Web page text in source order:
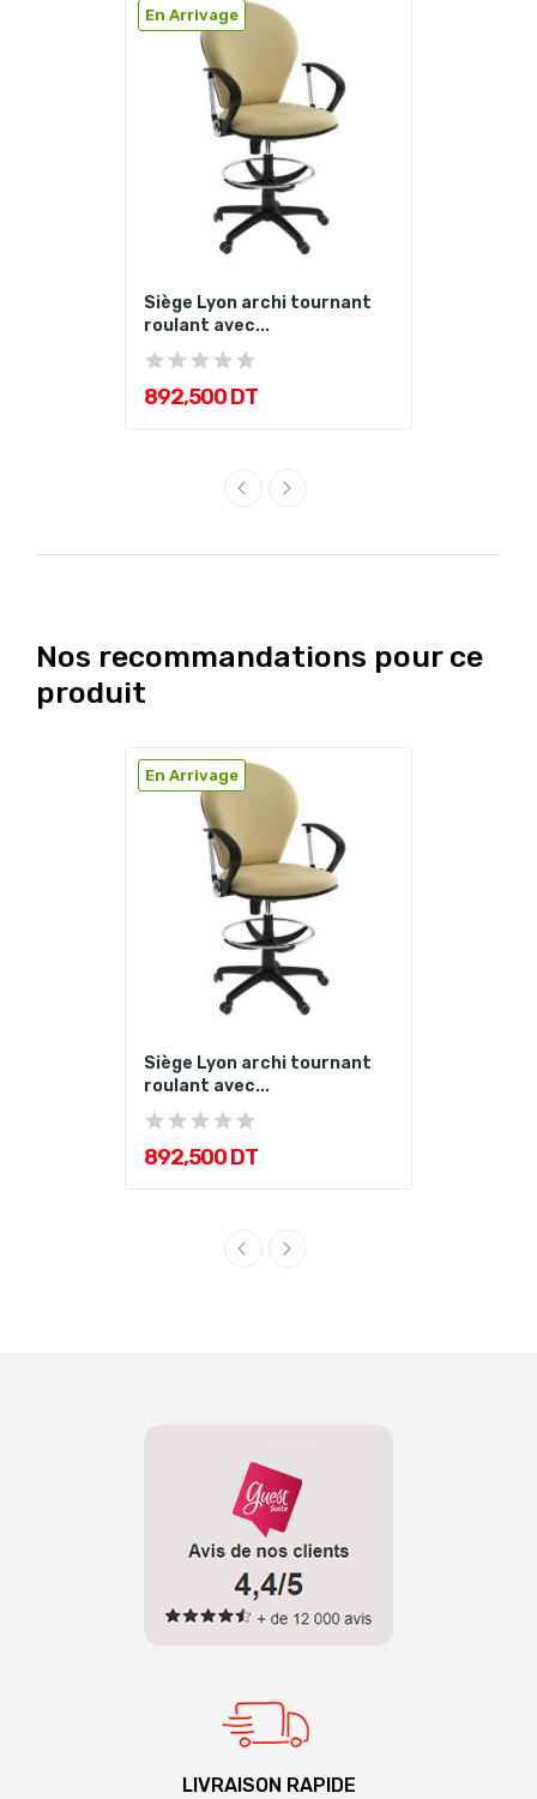
En Arrivage
Siège Lyon archi tournant
roulant avec...
892,500 DT
Nos recommandations pour ce
produit
En Arrivage
Siège Lyon archi tournant
roulant avec...
892,500 DT
LIVRAISON RAPIDE